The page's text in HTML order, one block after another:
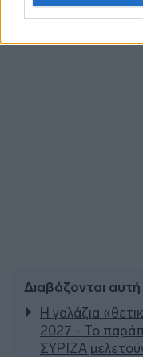
Διαβάζονται αυτή
Η γαλάζια
2027 - Το
ΣΥΡΙΖΑ